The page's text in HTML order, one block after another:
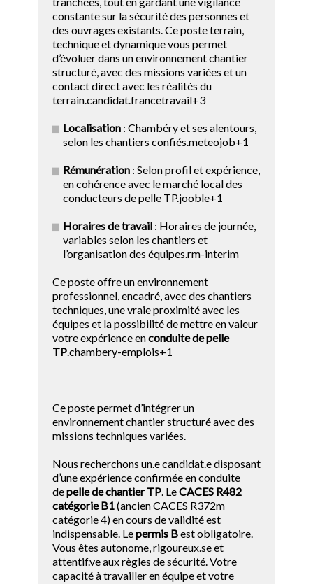
constante sur la sécurité des personnes et
des ouvrages existants. Ce poste terrain,
technique et dynamique vous permet
d’évoluer dans un environnement chantier
structuré, avec des missions variées et un
contact direct avec les réalités du
terrain.candidat.francetravail+3
Localisation : Chambéry et ses alentours,
selon les chantiers confiés.meteojob+1
Rémunération : Selon profil et expérience,
en cohérence avec le marché local des
conducteurs de pelle TP.jooble+1
Horaires de travail : Horaires de journée,
variables selon les chantiers et
l’organisation des équipes.rm-interim
Ce poste offre un environnement
professionnel, encadré, avec des chantiers
techniques, une vraie proximité avec les
équipes et la possibilité de mettre en valeur
votre expérience enconduite de pelle
TP.chambery-emplois+1
Ce poste permet d’intégrer un
environnement chantier structuré avec des
missions techniques variées.
Nous recherchons un.e candidat.e disposant
d’une expérience confirmée en conduite
depelle de chantier TP. LeCACES R482
catégorie B1(ancien CACES R372m
catégorie 4) en cours de validité est
indispensable. Lepermis Best obligatoire.
Vous êtes autonome, rigoureux.se et
attentif.ve aux règles de sécurité. Votre
capacité à travailler en équipe et votre